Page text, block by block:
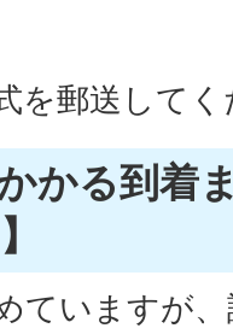
を郵送して
かかる到着
ていますが